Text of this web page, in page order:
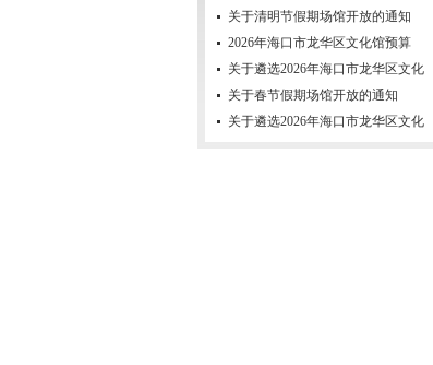
关于清明节假期场馆开放的通知
2026年海口市龙华区文化馆预算
关于遴选2026年海口市龙华区文化
关于春节假期场馆开放的通知
关于遴选2026年海口市龙华区文化